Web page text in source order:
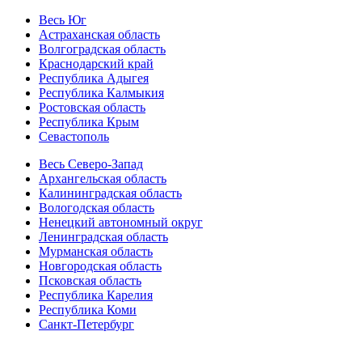
Весь Юг
Астраханская область
Волгоградская область
Краснодарский край
Республика Адыгея
Республика Калмыкия
Ростовская область
Республика Крым
Севастополь
Весь Северо-Запад
Архангельская область
Калининградская область
Вологодская область
Ненецкий автономный округ
Ленинградская область
Мурманская область
Новгородская область
Псковская область
Республика Карелия
Республика Коми
Санкт-Петербург